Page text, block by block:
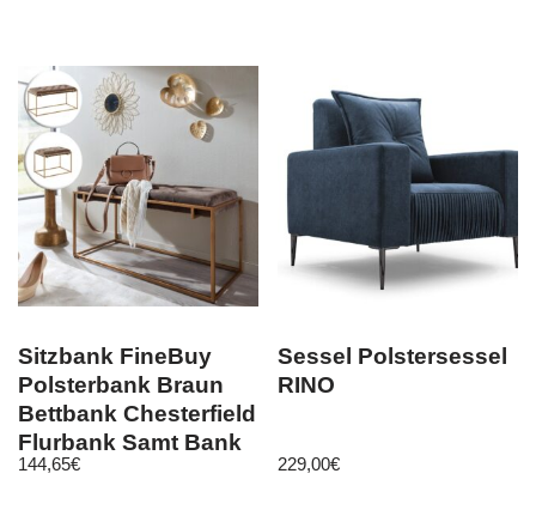
Sitzbank FineBuy
Polsterbank Braun
Bettbank Chesterfield
Flurbank Samt Bank
144,65€
Sessel Polstersessel
RINO
229,00€